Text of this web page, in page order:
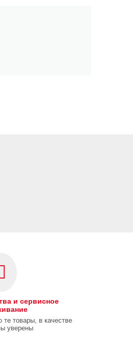
и сервисное
товары, в качестве
уверены